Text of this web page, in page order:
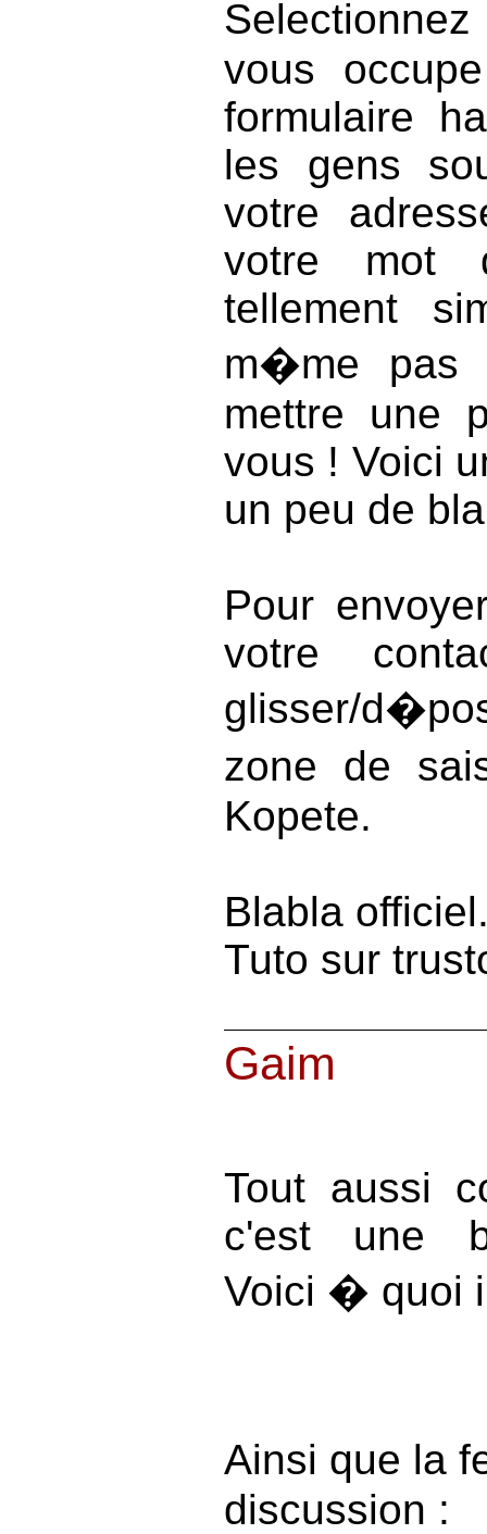
vous
formulaire
les gens
votre
votre mot
tellement
m�me pas
mettre une
vous ! Voici
un peu de
Pour
votre
glisser/
zone de
Kopete.
Blabla
Tuto sur
Gaim
Tout aussi
c'est une
Voici � quoi
Ainsi que la
discussion :